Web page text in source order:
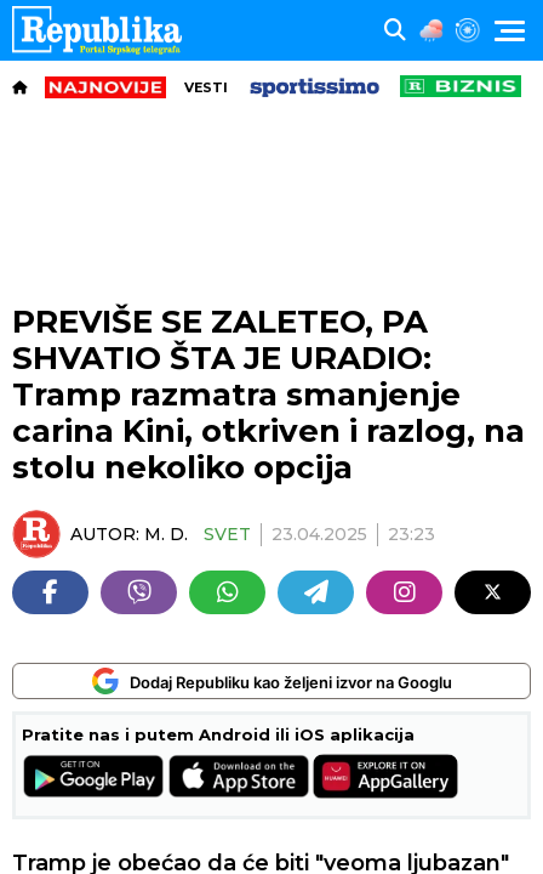
VESTI
PREVIŠE SE ZALETEO, PA
SHVATIO ŠTA JE URADIO:
Tramp razmatra smanjenje
carina Kini, otkriven i razlog, na
stolu nekoliko opcija
AUTOR: M. D. SVET 23.04.2025 23:23
Dodaj Republiku kao željeni izvor na Googlu
Pratite nas i putem Android ili iOS aplikacija
Tramp je obećao da će biti "veoma ljubazan"